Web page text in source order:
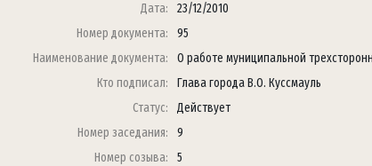
Дата:
23/12/2010
Номер документа:
95
Наименование документа:
О работе муниципальной
Кто подписал:
Глава города В.О. Куссмауль
Статус:
Действует
Номер заседания:
9
Номер созыва:
5